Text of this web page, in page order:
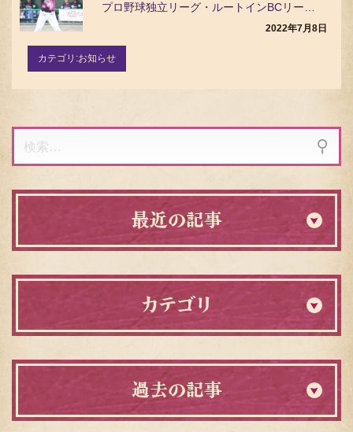
2022年7月8日
カテゴリ:お知らせ
索:
最近の記事
カテゴリ
過去の記事